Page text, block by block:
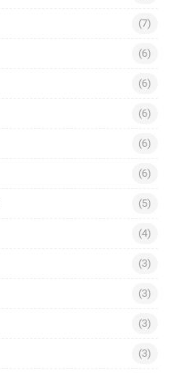
(7)
(6)
(6)
(6)
(6)
(6)
(5)
(4)
(3)
(3)
(3)
(3)